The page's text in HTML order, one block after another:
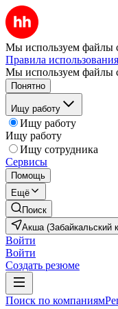
Мы используем файлы
Правила
Мы используем файлы
Понятно
Ищу работу
Ищу работу
Ищу работу
Ищу сотрудника
Сервисы
Помощь
Ещё
Поиск
Акша (Забайкальский
Войти
Войти
Создать резюме
Поиск по компаниям